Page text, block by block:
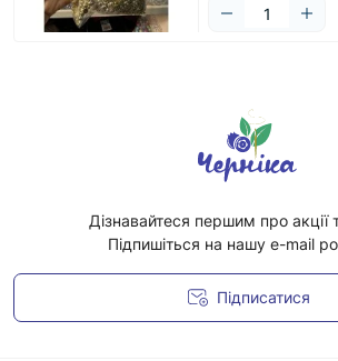
Дізнавайтеся першим про акції
Підпишіться на нашу e-mail
Підписатися